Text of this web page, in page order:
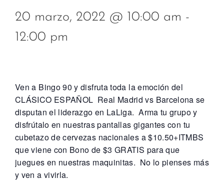
20 marzo, 2022 @ 10:00 am -
12:00 pm
Ven a Bingo 90 y disfruta toda la emoción del
CLÁSICO ESPAÑOL Real Madrid vs Barcelona se
disputan el liderazgo en LaLiga. Arma tu grupo y
disfrútalo en nuestras pantallas gigantes con tu
cubetazo de cervezas nacionales a $10.50+ITMBS
que viene con Bono de $3 GRATIS para que
juegues en nuestras maquinitas. No lo pienses más
y ven a vivirla.